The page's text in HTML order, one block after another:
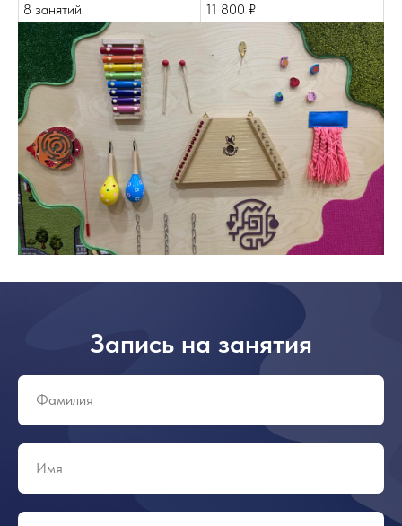
8 занятий
11 800 ₽
Запись на занятия